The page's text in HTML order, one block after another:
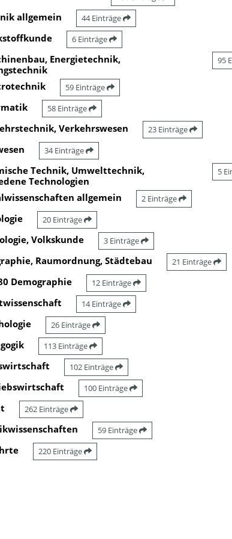
allgemein 44 Einträge
6 Einträge
Energietechnik,
95
59 Einträge
58 Einträge
Verkehrswesen 23 Einträge
34 Einträge
Technik, Umwelttechnik,
Technologien
5
allgemein 2 Einträge
20 Einträge
Volkskunde 3 Einträge
Raumordnung, Städtebau 21 Einträge
Demographie 12 Einträge
14 Einträge
26 Einträge
113 Einträge
102 Einträge
100 Einträge
262 Einträge
59 Einträge
220 Einträge